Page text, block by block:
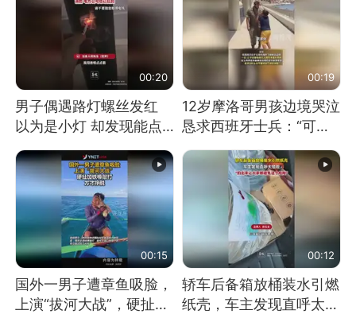
00:20
男子偶遇路灯螺丝发红
以为是小灯 却发现能点
处理
00:19
12岁摩洛哥男孩边境哭泣
恳求西班牙士兵：“可不
00:15
国外一男子遭章鱼吸脸，
上演“拔河大战”，硬扯加
00:12
轿车后备箱放桶装水引燃
纸壳，车主发现直呼太危